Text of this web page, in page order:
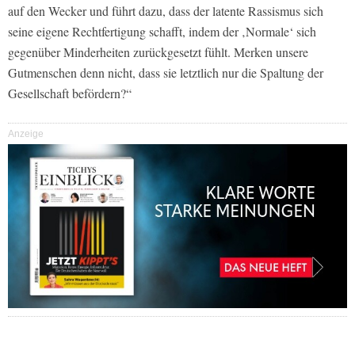
auf den Wecker und führt dazu, dass der latente Rassismus sich
seine eigene Rechtfertigung schafft, indem der ‚Normale‘ sich
gegenüber Minderheiten zurückgesetzt fühlt. Merken unsere
Gutmenschen denn nicht, dass sie letztlich nur die Spaltung der
Gesellschaft befördern?“
Anzeige